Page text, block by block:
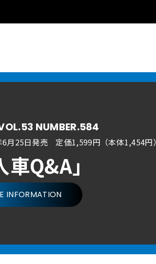
NUMBER.584
月25日発売 定価1,599円（本体1,454円）
車Q&A」
INFORMATION